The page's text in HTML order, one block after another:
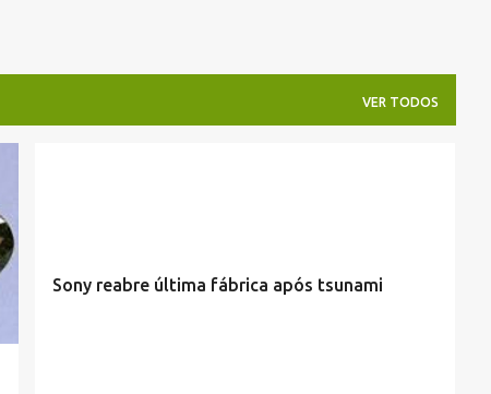
VER TODOS
Sony reabre última fábrica após tsunami